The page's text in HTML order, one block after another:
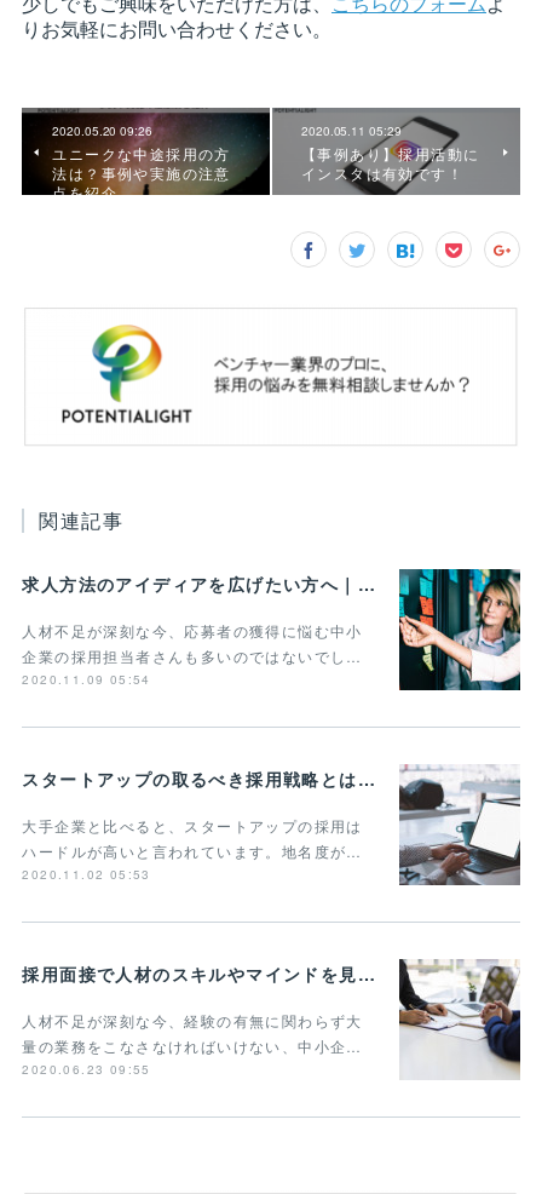
2020.05.20 09:26
ユニークな中途採用の方
法は？事例や実施の注意
点を紹介
2020.05.11 05:29
【事例あり】採用活動に
インスタは有効です！
関連記事
求人方法のアイディアを広げたい方へ｜事例や手法をまとめて紹介
人材不足が深刻な今、応募者の獲得に悩む中小
企業の採用担当者さんも多いのではないでし…
2020.11.09 05:54
スタートアップの取るべき採用戦略とは？3つの重要ポイントを紹介
大手企業と比べると、スタートアップの採用は
ハードルが高いと言われています。地名度が…
2020.11.02 05:53
採用面接で人材のスキルやマインドを見抜く質問とは？タイプやポイントごとに解説
人材不足が深刻な今、経験の有無に関わらず大
量の業務をこなさなければいけない、中小企…
2020.06.23 09:55